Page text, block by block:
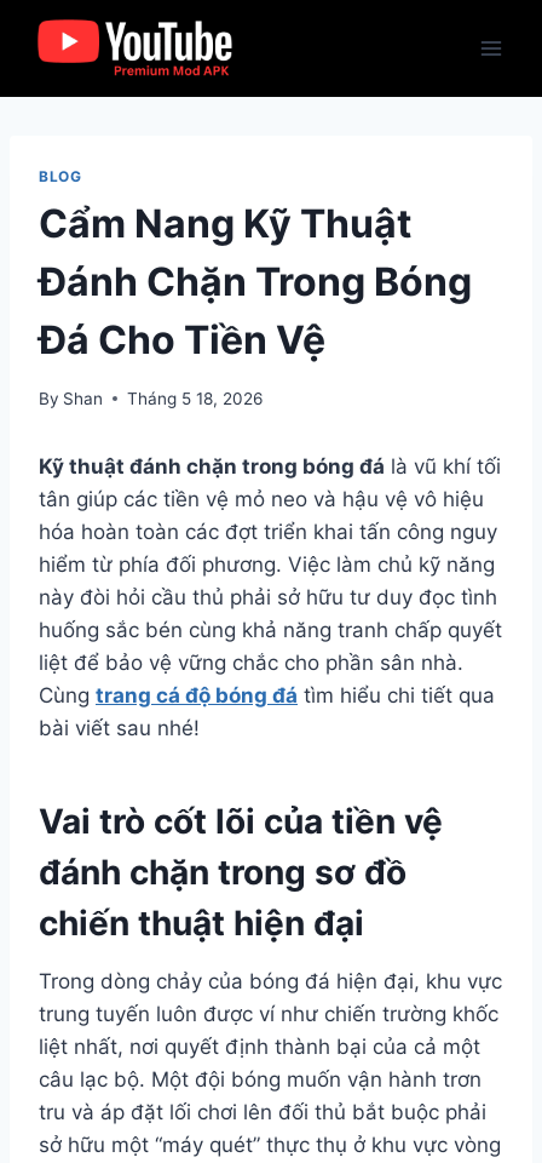
BLOG
Cẩm Nang Kỹ Thuật
Đánh Chặn Trong Bóng
Đá Cho Tiền Vệ
By Shan Tháng 5 18, 2026
Kỹ thuật đánh chặn trong bóng đá là vũ khí tối
tân giúp các tiền vệ mỏ neo và hậu vệ vô hiệu
hóa hoàn toàn các đợt triển khai tấn công nguy
hiểm từ phía đối phương. Việc làm chủ kỹ năng
này đòi hỏi cầu thủ phải sở hữu tư duy đọc tình
huống sắc bén cùng khả năng tranh chấp quyết
liệt để bảo vệ vững chắc cho phần sân nhà.
Cùng trang cá độ bóng đá tìm hiểu chi tiết qua
bài viết sau nhé!
Vai trò cốt lõi của tiền vệ
đánh chặn trong sơ đồ
chiến thuật hiện đại
Trong dòng chảy của bóng đá hiện đại, khu vực
trung tuyến luôn được ví như chiến trường khốc
liệt nhất, nơi quyết định thành bại của cả một
câu lạc bộ. Một đội bóng muốn vận hành trơn
tru và áp đặt lối chơi lên đối thủ bắt buộc phải
sở hữu một “máy quét” thực thụ ở khu vực vòng